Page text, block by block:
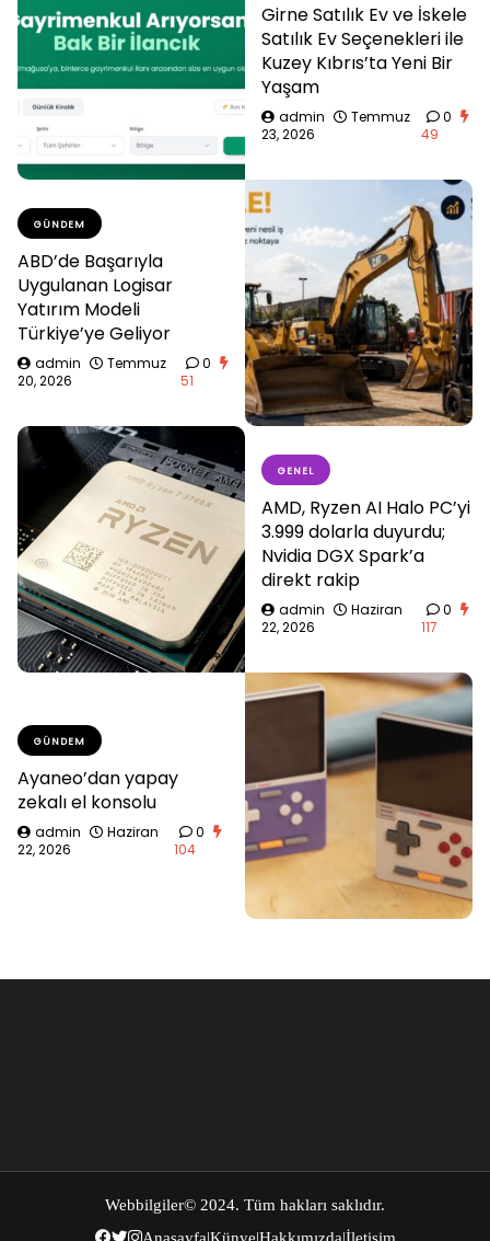
Girne Satılık Ev ve İskele
Satılık Ev Seçenekleri ile
Kuzey Kıbrıs’ta Yeni Bir
Yaşam
admin
Temmuz
23, 2026
0
49
GÜNDEM
ABD’de Başarıyla
Uygulanan Logisar
Yatırım Modeli
Türkiye’ye Geliyor
admin
Temmuz
20, 2026
0
51
GENEL
AMD, Ryzen AI Halo PC’yi
3.999 dolarla duyurdu;
Nvidia DGX Spark’a
direkt rakip
admin
Haziran
22, 2026
0
117
GÜNDEM
Ayaneo’dan yapay
zekalı el konsolu
admin
Haziran
22, 2026
0
104
Webbilgiler© 2024. Tüm hakları saklıdır.